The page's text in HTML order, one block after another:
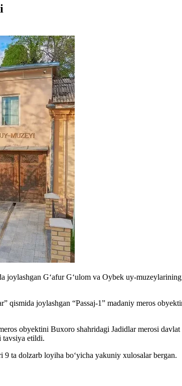
joylashgan G‘afur G‘ulom va Oybek uy-
qismida joylashgan “Passaj-1” madaniy meros
obyektini Buxoro shahridagi Jadidlar merosi
tavsiya etildi.
ta dolzarb loyiha bo‘yicha yakuniy xulosalar bergan.